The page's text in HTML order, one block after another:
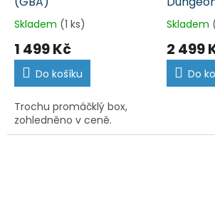
Skladem (1 ks)
1 499 Kč
Do košíku
Trochu promáčklý box,
zohledněno v ceně.
Team
Skladem
2 499
Do